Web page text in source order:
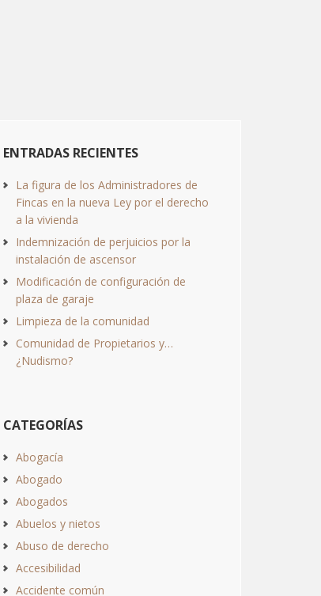
ENTRADAS RECIENTES
La figura de los Administradores de
Fincas en la nueva Ley por el derecho
a la vivienda
Indemnización de perjuicios por la
instalación de ascensor
Modificación de configuración de
plaza de garaje
Limpieza de la comunidad
Comunidad de Propietarios y…
¿Nudismo?
CATEGORÍAS
Abogacía
Abogado
Abogados
Abuelos y nietos
Abuso de derecho
Accesibilidad
Accidente común